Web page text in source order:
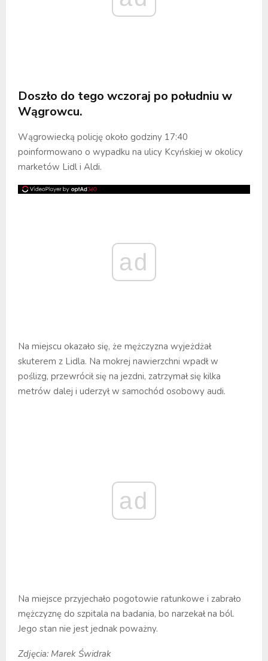
Doszło do tego wczoraj po południu w
Wągrowcu.
Wągrowiecką policję około godziny 17:40
poinformowano o wypadku na ulicy Kcyńskiej w okolicy
marketów Lidl i Aldi.
ad
Na miejscu okazało się, że mężczyzna wyjeżdżał
skuterem z Lidla. Na mokrej nawierzchni wpadł w
poślizg, przewrócił się na jezdni, zatrzymał się kilka
metrów dalej i uderzył w samochód osobowy audi.
ad
Na miejsce przyjechało pogotowie ratunkowe i zabrało
mężczyznę do szpitala na badania, bo narzekał na ból.
Jego stan nie jest jednak poważny.
Zdjęcia: Marek Świdrak